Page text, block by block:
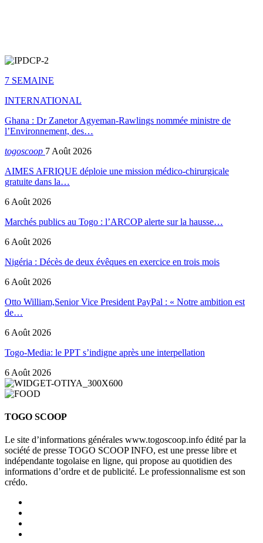
7 SEMAINE
INTERNATIONAL
Ghana : Dr Zanetor Agyeman-Rawlings nommée ministre de
l’Environnement, des…
togoscoop 7 Août 2026
AIMES AFRIQUE déploie une mission médico-chirurgicale
gratuite dans la…
6 Août 2026
Marchés publics au Togo : l’ARCOP alerte sur la hausse…
6 Août 2026
Nigéria : Décès de deux évêques en exercice en trois mois
6 Août 2026
Otto William,Senior Vice President PayPal : « Notre ambition est
de…
6 Août 2026
Togo-Media: le PPT s’indigne après une interpellation
6 Août 2026
TOGO SCOOP
Le site d’informations générales www.togoscoop.info édité par la
société de presse TOGO SCOOP INFO, est une presse libre et
indépendante togolaise en ligne, qui propose au quotidien des
informations d’ordre et de publicité. Le professionnalisme est son
crédo.